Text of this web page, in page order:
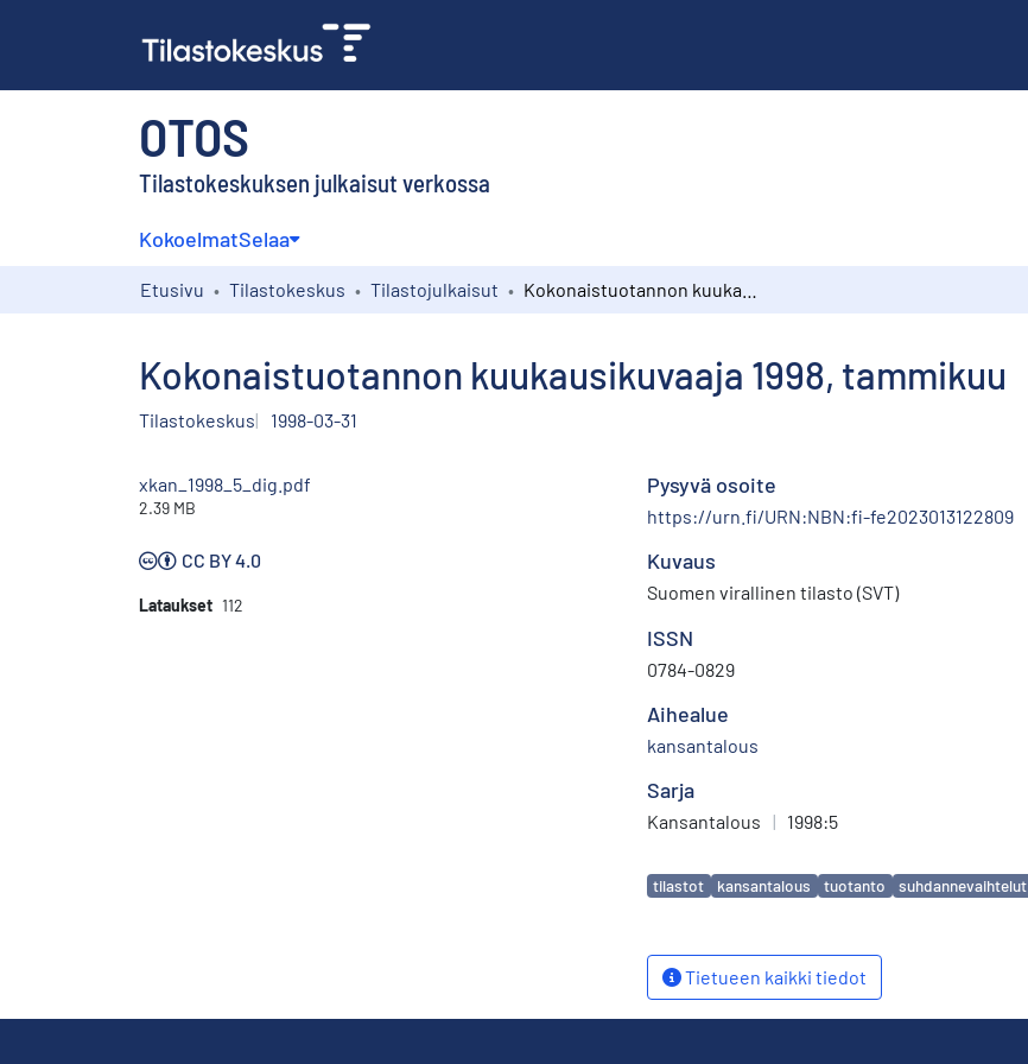
OTOS
Tilastokeskuksen julkaisut verkossa
KokoelmatSelaa
Etusivu Tilastokeskus Tilastojulkaisut
Kokonaistuotannon kuukausikuvaaja 1998, tammikuu
Tilastokeskus 1998-03-31
xkan_1998_5_dig.pdf
2.39 MB
CC BY 4.0
Lataukset 112
Pysyvä osoite
https://urn.fi/URN:NBN:fi-fe2023013122809
Kuvaus
Suomen virallinen tilasto (SVT)
ISSN
0784-0829
Aihealue
kansantalous
Sarja
Kansantalous | 1998:5
Avainsanat
tilastot kansantalous tuotanto suhdannevaihtelut
Tietueen kaikki tiedot